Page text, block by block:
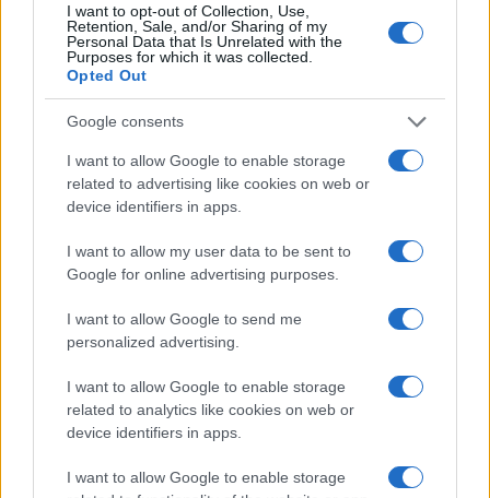
I want to opt-out of Collection, Use,
Retention, Sale, and/or Sharing of my
Personal Data that Is Unrelated with the
Purposes for which it was collected.
Opted Out
Google consents
I want to allow Google to enable storage
related to advertising like cookies on web or
device identifiers in apps.
I want to allow my user data to be sent to
Google for online advertising purposes.
I want to allow Google to send me
personalized advertising.
I want to allow Google to enable storage
related to analytics like cookies on web or
device identifiers in apps.
I want to allow Google to enable storage
Transformación de Dulles: United Airlines lidera el
crecimiento del aeropuerto
Diego Herrera · 5 Ago 2026
EUROPA